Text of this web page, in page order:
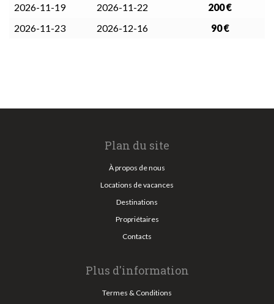
2026-11-19
2026-11-22
200 €
2026-11-23
2026-12-16 90 €
Plan du site
À propos de nous
Locations de vacances
Destinations
Propriétaires
Contacts
Plus d'information
Termes & Conditions